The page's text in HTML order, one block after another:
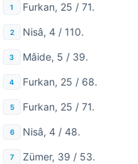
Furkan, 25 / 71.
Nisâ, 4 / 110.
Mâide, 5 / 39.
Furkan, 25 / 68.
Furkan, 25 / 71.
Nisâ, 4 / 48.
Zümer, 39 / 53.